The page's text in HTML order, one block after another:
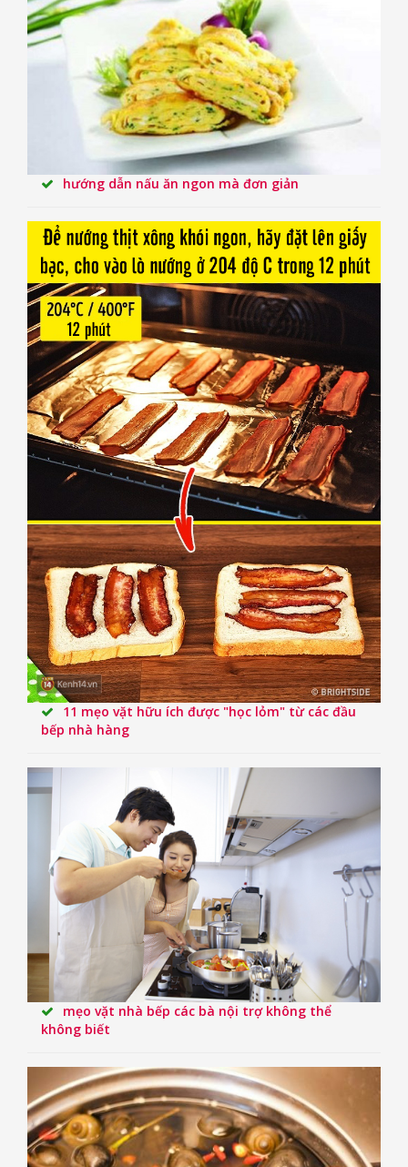
hướng dẫn nấu ăn ngon mà đơn giản
11 mẹo vặt hữu ích được "học lỏm" từ các đầu
bếp nhà hàng
mẹo vặt nhà bếp các bà nội trợ không thể
không biết